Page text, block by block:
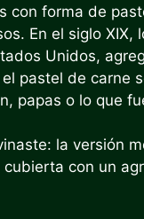
con forma de
En el siglo XIX,
Unidos,
pastel de carne
papas o lo que
la versión
con un